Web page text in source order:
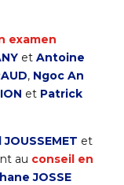
examen
et Antoine
, Ngoc An
et Patrick
JOUSSEMET et
au conseil en
JOSSE